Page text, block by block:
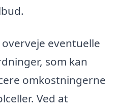
eventuelle
som kan
omkostningerne
Ved at